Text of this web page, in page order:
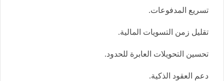
تسريع المدفوعات.
تقليل زمن التسويات المالية.
تحسين التحويلات العابرة للحدود.
دعم العقود الذكية.